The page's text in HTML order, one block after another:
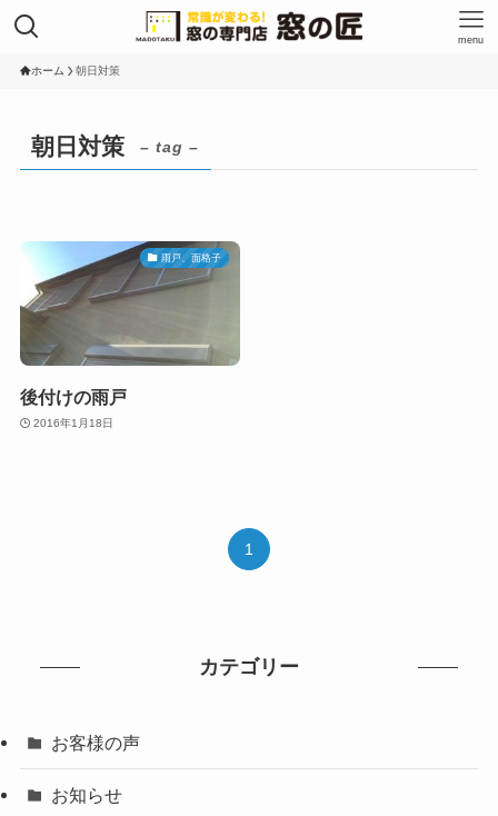
menu
ホーム 朝日対策
朝日対策 – tag –
雨戸、面格子
後付けの雨戸
2016年1月18日
1
カテゴリー
お客様の声
お知らせ